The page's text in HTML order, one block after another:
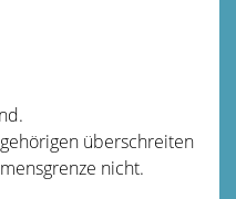
überschreiten
nicht.